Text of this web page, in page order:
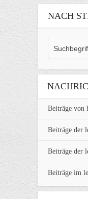
NACH
Beiträge von
Beiträge der
Beiträge der
Beiträge im